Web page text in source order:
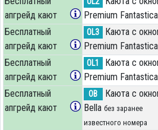
апгрейд кают
Premium Fantastica
Бесплатный
апгрейд кают
OL3
Каюта с
Premium Fantastica
Бесплатный
апгрейд кают
OL1
Каюта с
Premium Fantastica
Бесплатный
апгрейд кают
OB
Каюта с
Bella без заранее
известного номера